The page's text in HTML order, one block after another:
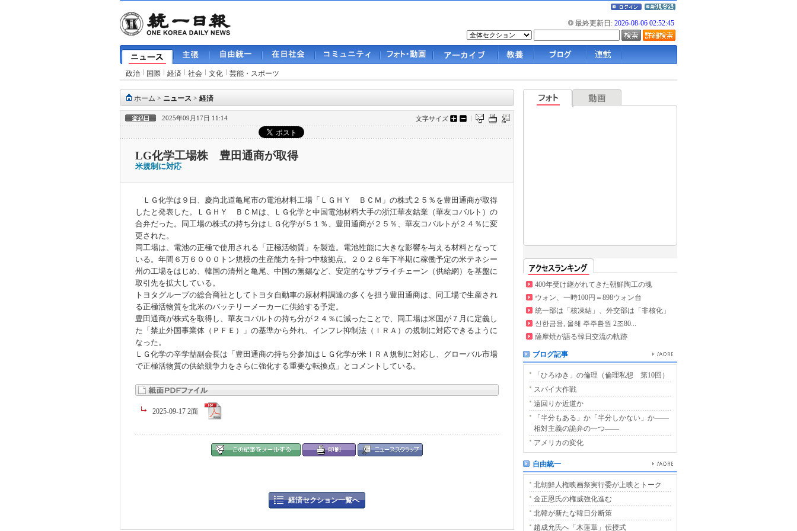
最終更新日: 2026-08-06 02:52:45
政治 国際 経済 社会 文化 芸能・スポーツ
ホーム > ニュース > 経済
2025年09月17日 11:14 文字サイズ
LG化学工場株 豊田通商が取得
米規制に対応
ＬＧ化学は９日、慶尚北道亀尾市の電池材料工場「ＬＧＨＹ ＢＣＭ」の株式２５％を豊田通商が取得
したと発表した。ＬＧＨＹ ＢＣＭは、ＬＧ化学と中国電池材料大手の浙江華友鈷業（華友コバルト）の
合弁だった。同工場の株式の持ち分はＬＧ化学が５１％、豊田通商が２５％、華友コバルトが２４％に変
更された。
同工場は、電池の正極で使用される「正極活物質」を製造。電池性能に大きな影響を与える材料となって
いる。年間６万６０００トン規模の生産能力を持つ中核拠点。２０２６年下半期に稼働予定の米テネシー
州の工場をはじめ、韓国の清州と亀尾、中国の無錫など、安定的なサプライチェーン（供給網）を基盤に
取引先を拡大している。
トヨタグループの総合商社としてトヨタ自動車の原材料調達の多くを担う豊田通商は、同工場で生産され
る正極活物質を北米のバッテリーメーカーに供給する予定。
豊田通商が株式を取得し、華友コバルトの持ち分が２４％に減ったことで、同工場は米国が７月に定義し
た「禁止外国事業体（ＰＦＥ）」の基準から外れ、インフレ抑制法（ＩＲＡ）の規制に対応できるように
なった。
ＬＧ化学の辛学喆副会長は「豊田通商の持ち分参加はＬＧ化学が米ＩＲＡ規制に対応し、グローバル市場
で正極活物質の供給競争力をさらに強化する重要な転換点」とコメントしている。
2025-09-17 2面
経済セクション一覧へ
400年受け継がれてきた朝鮮陶工の魂
ウォン、一時100円＝898ウォン台
統一部は「核凍結」、外交部は「非核化」
신한금융, 올해 주주환원 2조80...
薩摩焼が語る韓日交流の軌跡
ブログ記事
「ひろゆき」の倫理（倫理私想 第10回）
スパイ大作戦
遠回りか近道か
「半分もある」か「半分しかない」か――
相対主義の詭弁の一つ――
アメリカの変化
自由統一
北朝鮮人権映画祭実行委が上映とトーク
金正恩氏の権威強化進む
北韓が新たな韓日分断策
趙成允氏へ「木蓮章」伝授式